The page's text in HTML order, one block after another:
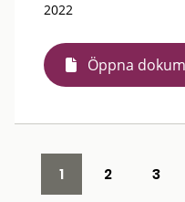
2022
Öppna
1 2 3